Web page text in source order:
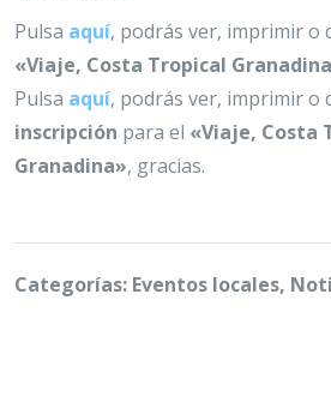
Pulsa aquí, podrás ver, imprimir o
«Viaje, Costa Tropical
Pulsa aquí, podrás ver, imprimir o
inscripción para el «Viaje, Costa
Granadina», gracias.
Categorías: Eventos locales,